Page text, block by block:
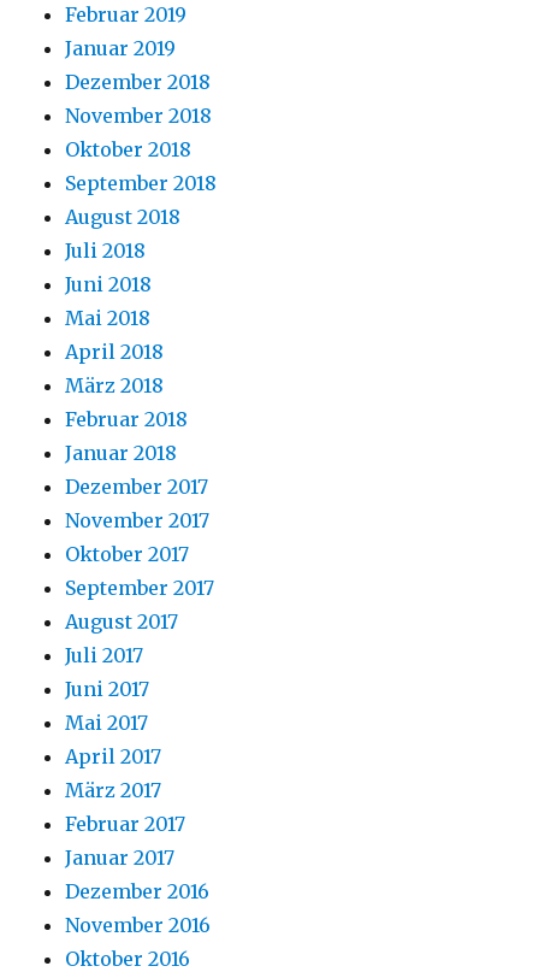
Februar 2019
Januar 2019
Dezember 2018
November 2018
Oktober 2018
September 2018
August 2018
Juli 2018
Juni 2018
Mai 2018
April 2018
März 2018
Februar 2018
Januar 2018
Dezember 2017
November 2017
Oktober 2017
September 2017
August 2017
Juli 2017
Juni 2017
Mai 2017
April 2017
März 2017
Februar 2017
Januar 2017
Dezember 2016
November 2016
Oktober 2016